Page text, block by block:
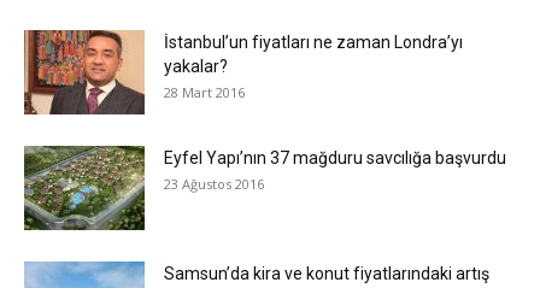
İstanbul’un fiyatları ne zaman Londra’yı
yakalar?
28 Mart 2016
Eyfel Yapı’nın 37 mağduru savcılığa başvurdu
23 Ağustos 2016
Samsun’da kira ve konut fiyatlarındaki artış